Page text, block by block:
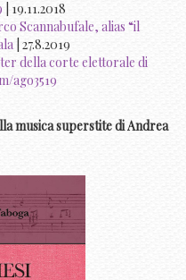
| 19.11.2018
Scannabufale, alias “il
| 27.8.2019
della corte elettorale di
ago3519
musica superstite di Andrea